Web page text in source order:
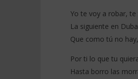
Yo te voy a robar,
La siguiente en
Que como tú no
Por ti lo que tu
Hasta borro las